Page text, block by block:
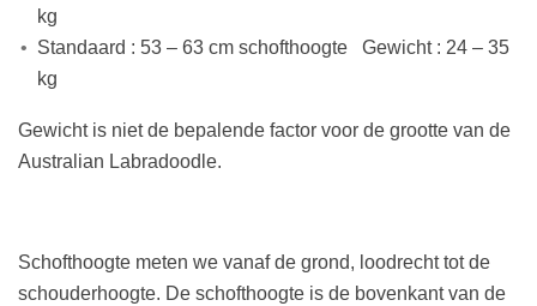
kg
Standaard : 53 – 63 cm schofthoogte Gewicht : 24 – 35
kg
Gewicht is niet de bepalende factor voor de grootte van de
Australian Labradoodle.
Schofthoogte meten we vanaf de grond, loodrecht tot de
schouderhoogte. De schofthoogte is de bovenkant van de